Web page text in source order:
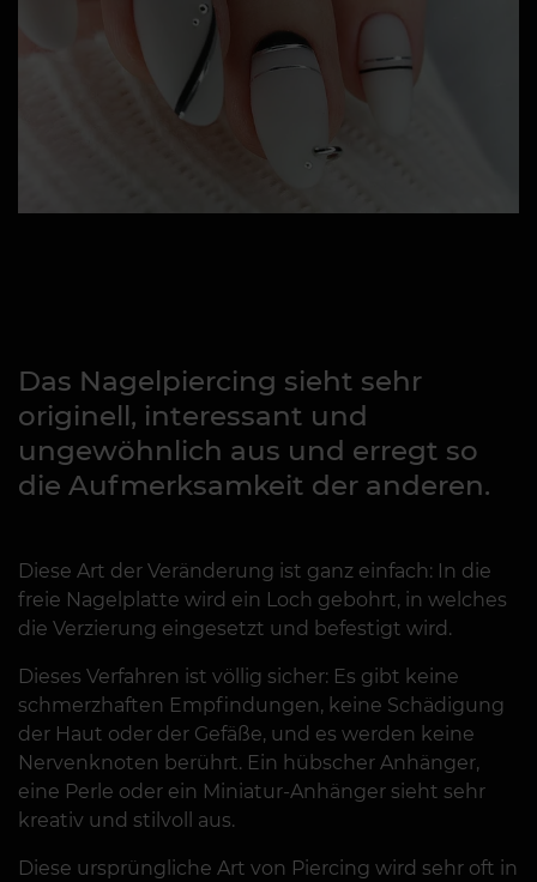
Das Nagelpiercing sieht sehr
originell, interessant und
ungewöhnlich aus und erregt so
die Aufmerksamkeit der anderen.
Diese Art der Veränderung ist ganz einfach: In die
freie Nagelplatte wird ein Loch gebohrt, in welches
die Verzierung eingesetzt und befestigt wird.
Dieses Verfahren ist völlig sicher: Es gibt keine
schmerzhaften Empfindungen, keine Schädigung
der Haut oder der Gefäße, und es werden keine
Nervenknoten berührt. Ein hübscher Anhänger,
eine Perle oder ein Miniatur-Anhänger sieht sehr
kreativ und stilvoll aus.
Diese ursprüngliche Art von Piercing wird sehr oft in